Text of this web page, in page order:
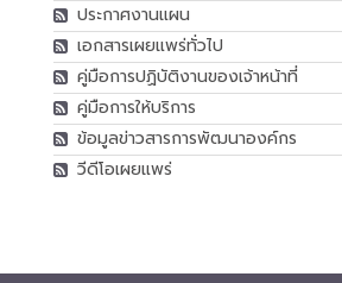
ประกาศงานแผน
เอกสารเผยแพร่ทั่วไป
คู่มือการปฏิบัติงานของเจ้าหน้าที่
คู่มือการให้บริการ
ข้อมูลข่าวสารการพัฒนาองค์กร
วีดีโอเผยแพร่